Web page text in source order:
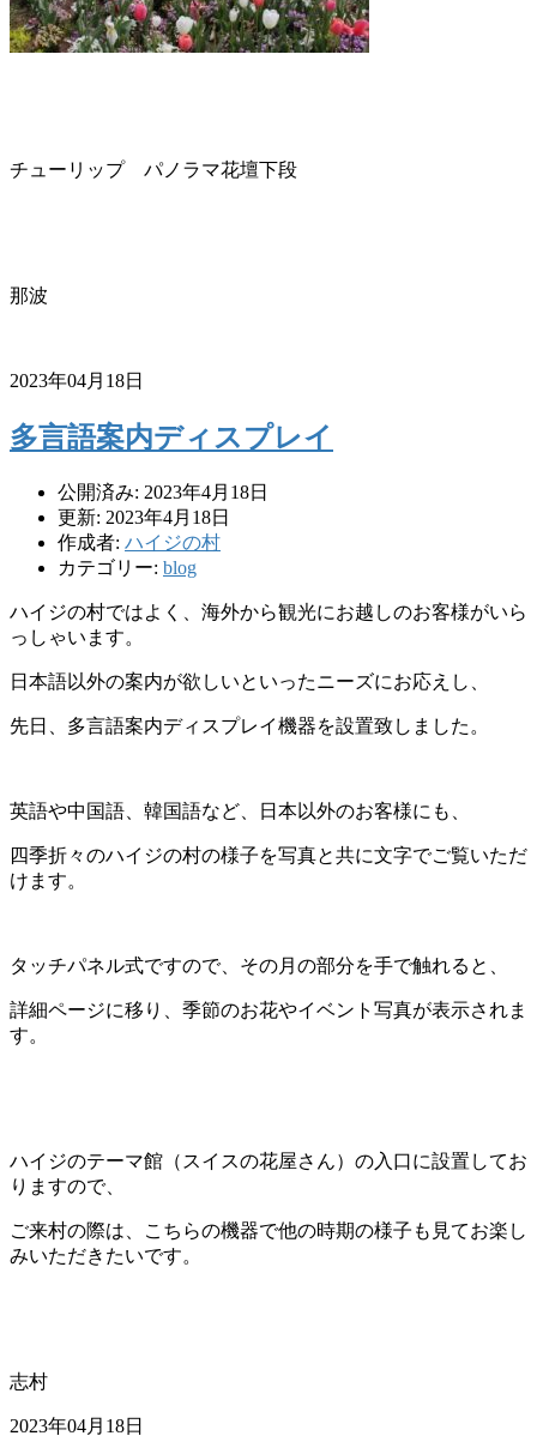
チューリップ パノラマ花壇下段
那波
2023年04月18日
多言語案内ディスプレイ
公開済み: 2023年4月18日
更新: 2023年4月18日
作成者: ハイジの村
カテゴリー: blog
ハイジの村ではよく、海外から観光にお越しのお客様がいら
っしゃいます。
日本語以外の案内が欲しいといったニーズにお応えし、
先日、多言語案内ディスプレイ機器を設置致しました。
英語や中国語、韓国語など、日本以外のお客様にも、
四季折々のハイジの村の様子を写真と共に文字でご覧いただ
けます。
タッチパネル式ですので、その月の部分を手で触れると、
詳細ページに移り、季節のお花やイベント写真が表示されま
す。
ハイジのテーマ館（スイスの花屋さん）の入口に設置してお
りますので、
ご来村の際は、こちらの機器で他の時期の様子も見てお楽し
みいただきたいです。
志村
2023年04月18日